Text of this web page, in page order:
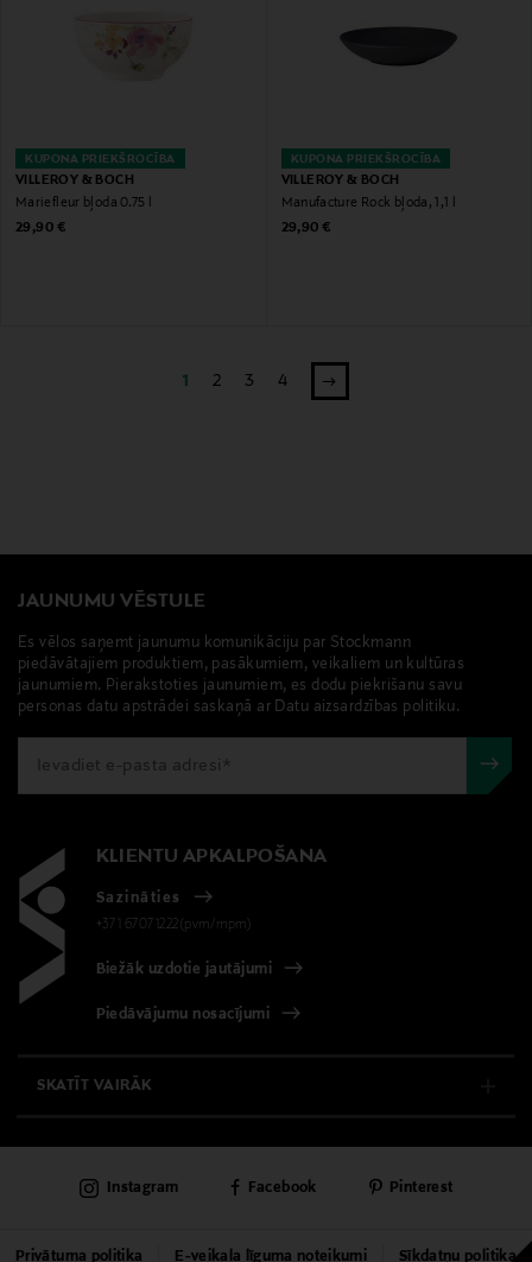
KUPONA PRIEKŠROCĪBA
VILLEROY & BOCH
Mariefleur bļoda 0.75 l
Original Price
29,90 €
KUPONA PRIEKŠROCĪBA
VILLEROY & BOCH
Manufacture Rock bļoda, 1,1 l
Original Price
29,90 €
1 2 3 4
JAUNUMU VĒSTULE
Es vēlos saņemt jaunumu komunikāciju par Stockmann
piedāvātajiem produktiem, pasākumiem, veikaliem un kultūras
jaunumiem. Pierakstoties jaunumiem, es dodu piekrišanu savu
personas datu apstrādei saskaņā ar Datu aizsardzības politiku.
KLIENTU APKALPOŠANA
Sazināties
+371 67071222(pvm/mpm)
Biežāk uzdotie jautājumi
Piedāvājumu nosacījumi
SKATĪT VAIRĀK
KLIENTU APKALPOŠANA
UNIVERSĀLVEIKALS
Privātuma politika E-veikala līguma noteikumi Sīkdatņu politika
Instagram Facebook Pinterest